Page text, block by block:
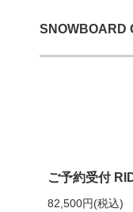
SNOWBOARD
ご予約受付
82,500円(税込)